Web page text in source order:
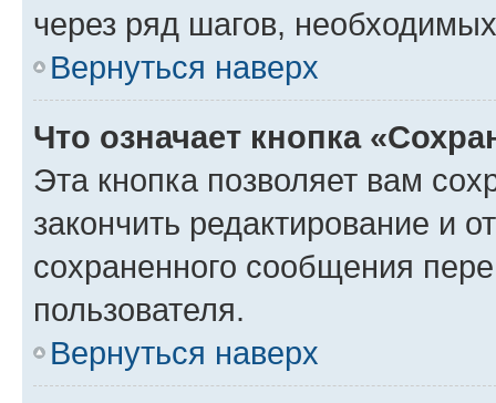
через ряд шагов,
Вернуться наверх
Что означает кнопка
Эта кнопка позволяет вам
закончить редактирование и
сохраненного сообщения
пользователя.
Вернуться наверх